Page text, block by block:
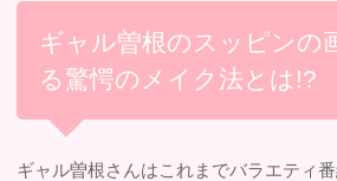
ギャル曽根のスッピンの
る驚愕のメイク法とは!?
ギャル曽根さんはこれまでバラエティ